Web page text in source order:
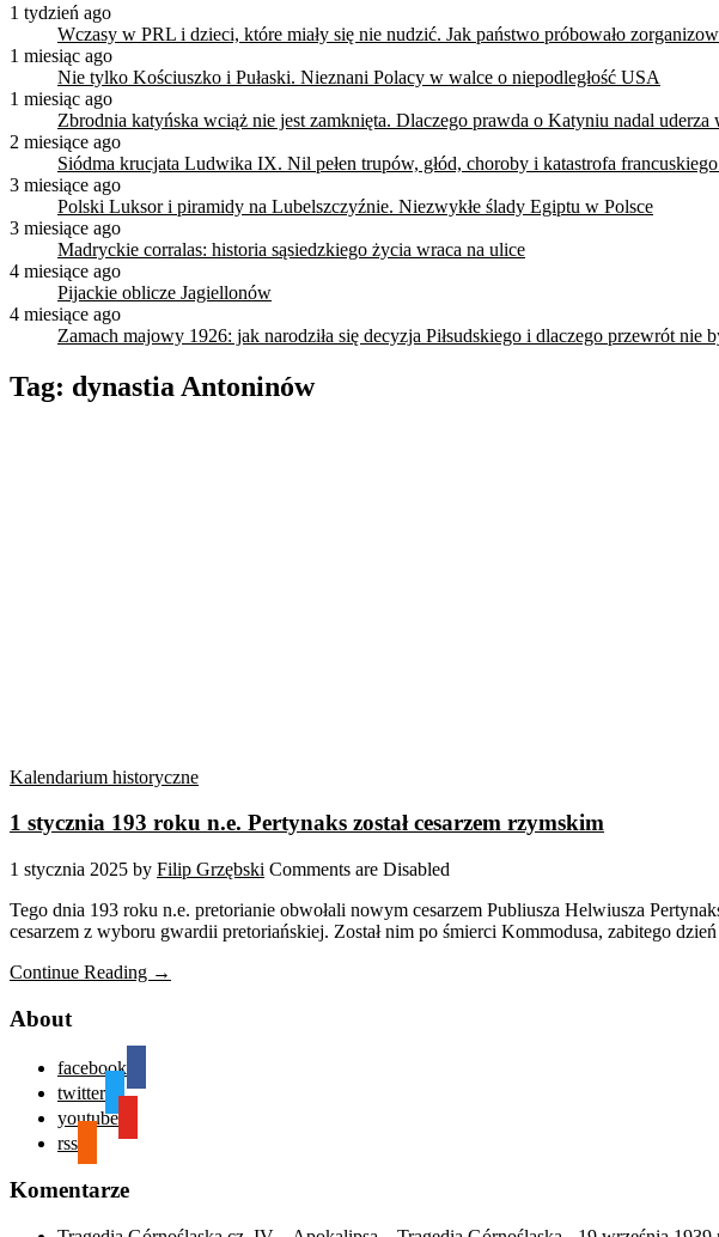
1 tydzień ago
Wczasy w PRL i dzieci, które miały się nie nudzić. Jak państwo próbowało
1 miesiąc ago
Nie tylko Kościuszko i Pułaski. Nieznani Polacy w walce o niepodległość USA
1 miesiąc ago
Zbrodnia katyńska wciąż nie jest zamknięta. Dlaczego prawda o Katyniu nadal uderza
2 miesiące ago
Siódma krucjata Ludwika IX. Nil pełen trupów, głód, choroby i katastrofa
3 miesiące ago
Polski Luksor i piramidy na Lubelszczyźnie. Niezwykłe ślady Egiptu w Polsce
3 miesiące ago
Madryckie corralas: historia sąsiedzkiego życia wraca na ulice
4 miesiące ago
Pijackie oblicze Jagiellonów
4 miesiące ago
Zamach majowy 1926: jak narodziła się decyzja Piłsudskiego i dlaczego przewrót nie
Tag: dynastia Antoninów
Kalendarium historyczne
1 stycznia 193 roku n.e. Pertynaks został cesarzem rzymskim
1 stycznia 2025 by Filip Grzębski Comments are Disabled
Tego dnia 193 roku n.e. pretorianie obwołali nowym cesarzem Publiusza Helwiusza
cesarzem z wyboru gwardii pretoriańskiej. Został nim po śmierci Kommodusa, zabitego
Continue Reading →
About
facebook
twitter
youtube
rss
Komentarze